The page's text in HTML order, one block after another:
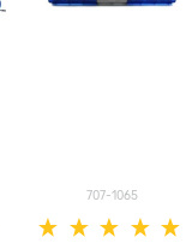
707-1065